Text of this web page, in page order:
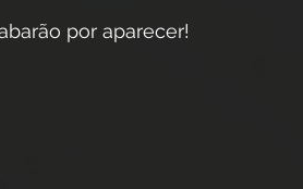
por aparecer!